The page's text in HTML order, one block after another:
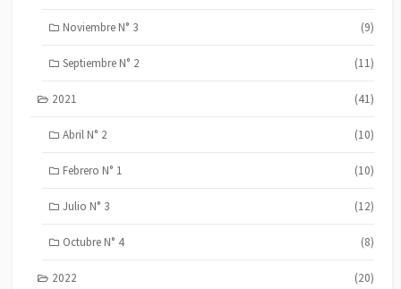
Noviembre N° 3 (9)
Septiembre N° 2 (11)
2021 (41)
Abril N° 2 (10)
Febrero N° 1 (10)
Julio N° 3 (12)
Octubre N° 4 (8)
2022 (20)